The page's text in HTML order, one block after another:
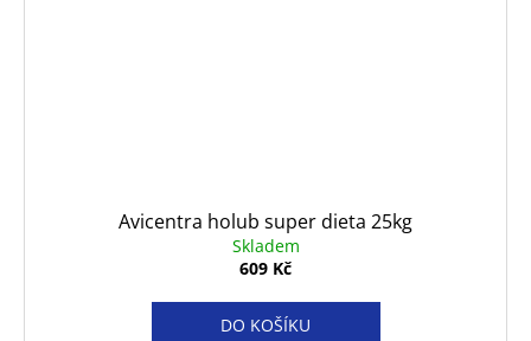
Avicentra holub super dieta 25kg
Skladem
609 Kč
DO KOŠÍKU